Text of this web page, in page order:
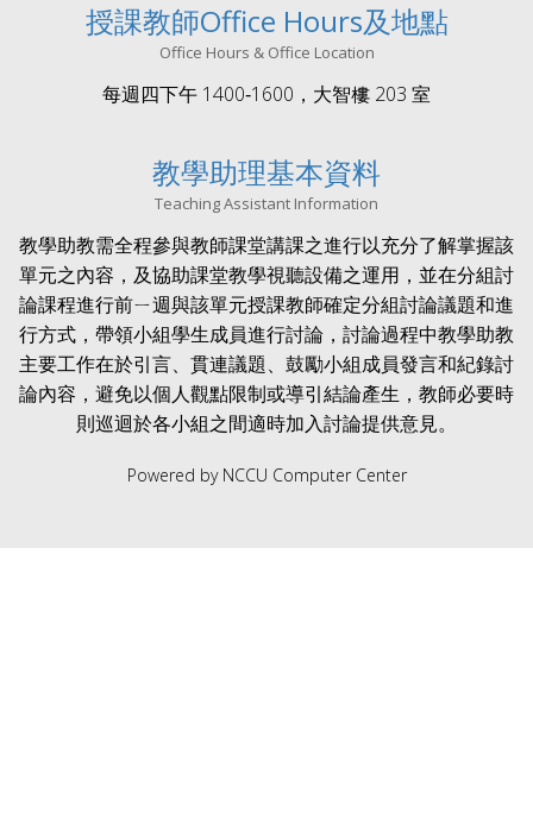
授課教師Office Hours及地點
Office Hours & Office Location
每週四下午 1400‐1600 ，大智樓 203 室
教學助理基本資料
Teaching Assistant Information
教學助教需全程參與教師課堂講課之進行以充分了解掌握該
單元之內容，及協助課堂教學視聽設備之運用，並在分組討
論課程進行前ㄧ週與該單元授課教師確定分組討論議題和進
行方式，帶領小組學生成員進行討論，討論過程中教學助教
主要工作在於引言、貫連議題、鼓勵小組成員發言和紀錄討
論內容，避免以個人觀點限制或導引結論產生，教師必要時
則巡迴於各小組之間適時加入討論提供意見。
Powered by NCCU Computer Center